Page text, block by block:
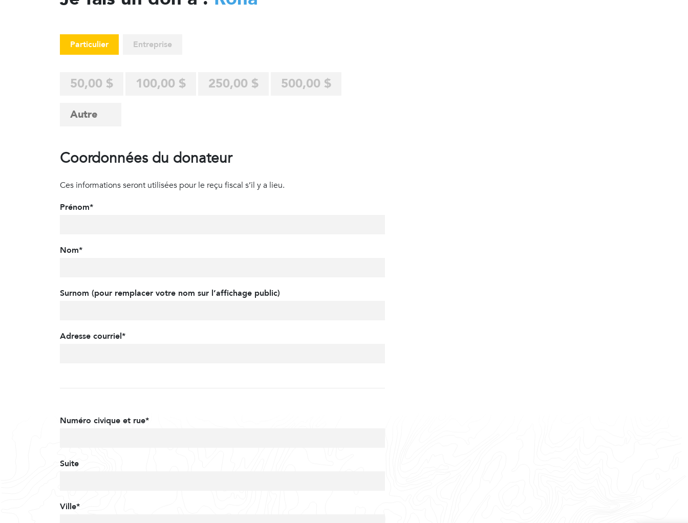
Particulier Entreprise
50,00 $ 100,00 $ 250,00 $ 500,00 $
Coordonnées du donateur
Ces informations seront utilisées pour le reçu fiscal s’il y a lieu.
Prénom*
Nom*
Surnom (pour remplacer votre nom sur l’affichage public)
Adresse courriel*
Numéro civique et rue*
Suite
Ville*